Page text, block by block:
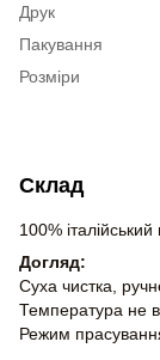
Друк
Пакування
Розміри
Склад
100%
Догляд:
Суха чистка,
Температура не
Режим